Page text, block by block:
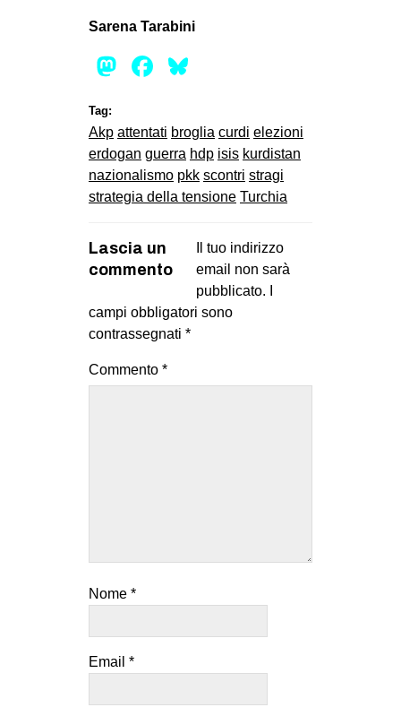
Sarena Tarabini
Mastodon
Facebook
Tag:
Akp attentati broglia curdi elezioni
erdogan guerra hdp isis kurdistan
nazionalismo pkk scontri stragi
strategia della tensione Turchia
Lascia un
commento
Il tuo indirizzo
email non sarà
pubblicato.
campi obbligatori sono
contrassegnati *
Commento *
Nome *
Email *